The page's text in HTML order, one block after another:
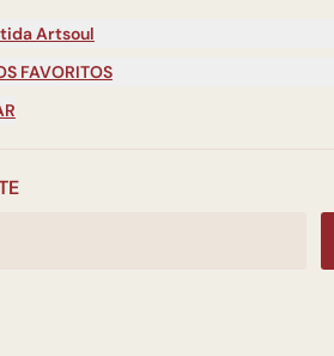
Artsoul
FAVORITOS